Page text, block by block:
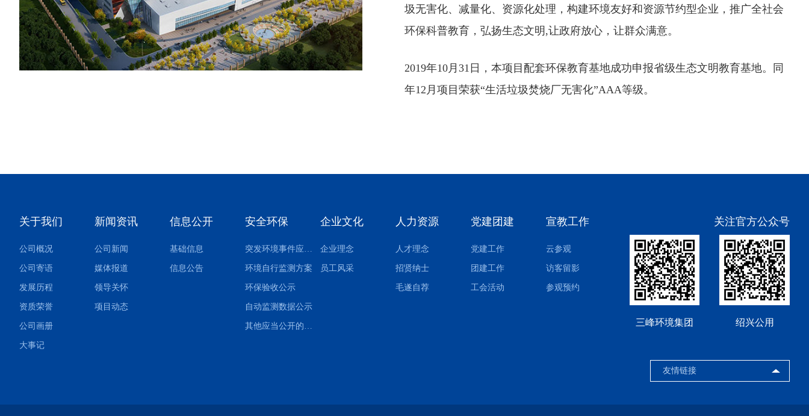
圾无害化、减量化、资源化处理，构建环境友好和资源节约型企业，推广全社会
环保科普教育，弘扬生态文明,让政府放心，让群众满意。
2019年10月31日，本项目配套环保教育基地成功申报省级生态文明教育基地。同
年12月项目荣获“生活垃圾焚烧厂无害化”AAA等级。
关于我们
公司概况
公司寄语
发展历程
资质荣誉
公司画册
大事记
新闻资讯
公司新闻
媒体报道
领导关怀
项目动态
信息公开
基础信息
信息公告
安全环保
突发环境事件应急预案
环境自行监测方案
环保验收公示
自动监测数据公示
其他应当公开的环境信息
企业文化
企业理念
员工风采
人力资源
人才理念
招贤纳士
毛遂自荐
党建团建
党建工作
团建工作
工会活动
宣教工作
云参观
访客留影
参观预约
关注官方公众号
三峰环境集团 绍兴公用